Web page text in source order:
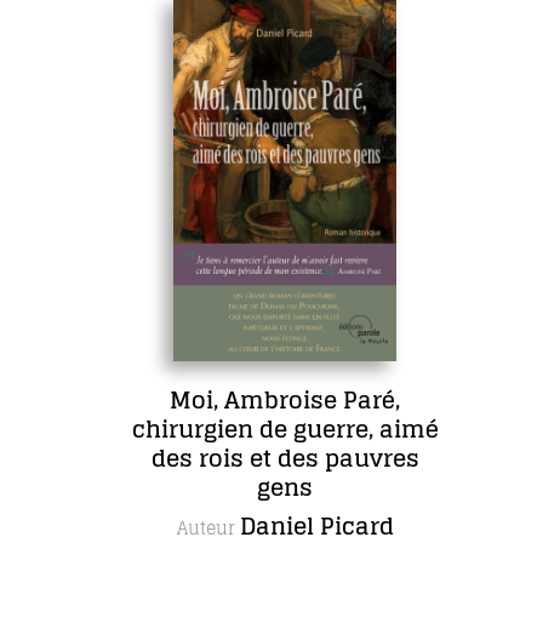
Moi, Ambroise Paré,
chirurgien de guerre, aimé
des rois et des pauvres
gens
AuteurDaniel Picard